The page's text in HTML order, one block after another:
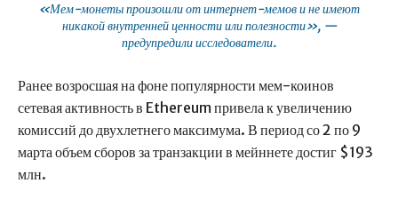
«Мем-монеты произошли от интернет-мемов и не имеют
никакой внутренней ценности или полезности», —
предупредили исследователи.
Ранее возросшая на фоне популярности мем-коинов
сетевая активность в Ethereum привела к увеличению
комиссий до двухлетнего максимума. В период со 2 по 9
марта объем сборов за транзакции в мейннете достиг $193
млн.